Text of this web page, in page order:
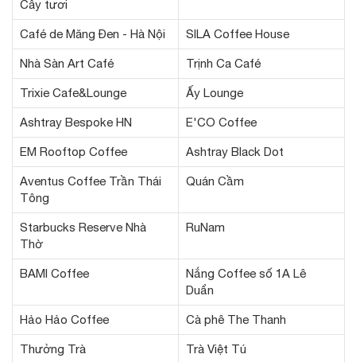
Cây tươi
Café de Măng Đen - Hà Nội SILA Coffee House
Nhà Sàn Art Café Trịnh Ca Café
Trixie Cafe&Lounge Ấy Lounge
Ashtray Bespoke HN E'CO Coffee
EM Rooftop Coffee Ashtray Black Dot
Aventus Coffee Trần Thái
Tông
Quán Cầm
Starbucks Reserve Nhà
Thờ
RuNam
BAMI Coffee
Nắng Coffee số 1A Lê
Duẩn
Hảo Hảo Coffee Cà phê The Thanh
Thưởng Trà Trà Việt Tú